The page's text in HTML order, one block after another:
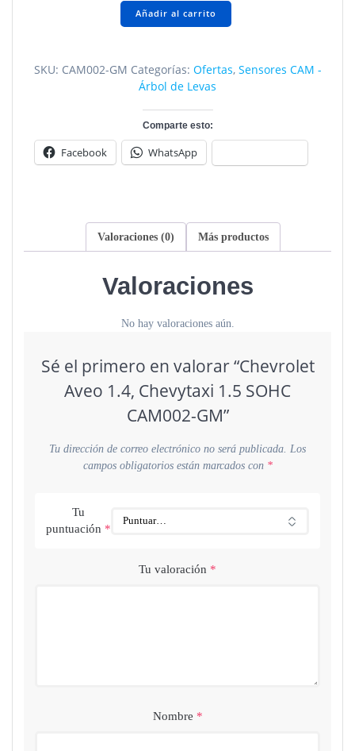
Chevrolet
Aveo
1.5
SOHC
CAM002-
cantidad
Añadir al carrito
SKU: CAM002-GM Categorías: Ofertas, Sensores CAM -
Árbol de Levas
Comparte esto:
Facebook WhatsApp
Valoraciones (0) Más productos
Valoraciones
No hay valoraciones aún.
Sé el primero en valorar “Chevrolet
Aveo 1.4, Chevytaxi 1.5 SOHC
CAM002-GM”
Tu dirección de correo electrónico no será publicada. Los
campos obligatorios están marcados con *
Tu
puntuación *
Tu valoración *
Nombre *